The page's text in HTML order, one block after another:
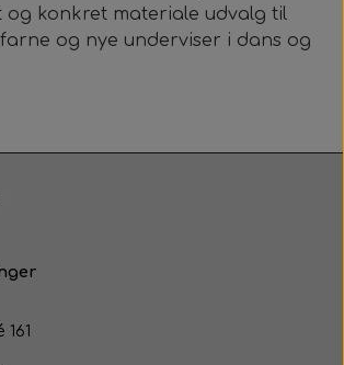
og konkret materiale udvalg til
og nye underviser i dans og